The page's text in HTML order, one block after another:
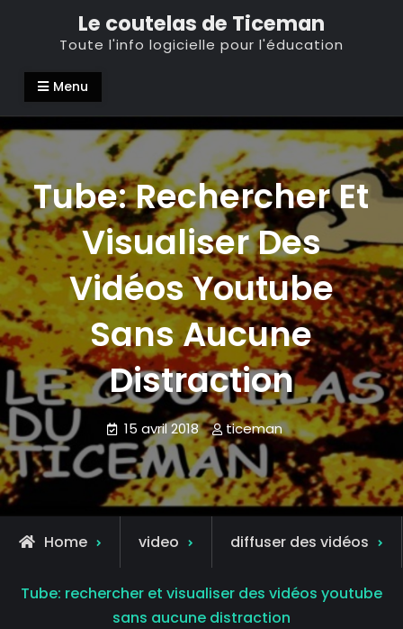
Le coutelas de Ticeman
Toute l'info logicielle pour l'éducation
Menu
Tube: Rechercher Et
Visualiser Des
Vidéos Youtube
Sans Aucune
Distraction
15 avril 2018 ticeman
Home video diffuser des vidéos
Tube: rechercher et visualiser des vidéos youtube
sans aucune distraction